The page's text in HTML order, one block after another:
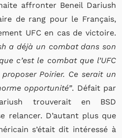
affronter Beneil Dariush
de rang pour le Français,
UFC en cas de victoire.
a déjà un combat dans son
c’est le combat que l’UFC
Poirier. Ce serait un
opportunité”. Défait par
trouverait en BSD
relancer. D’autant plus que
s’était dit intéressé à